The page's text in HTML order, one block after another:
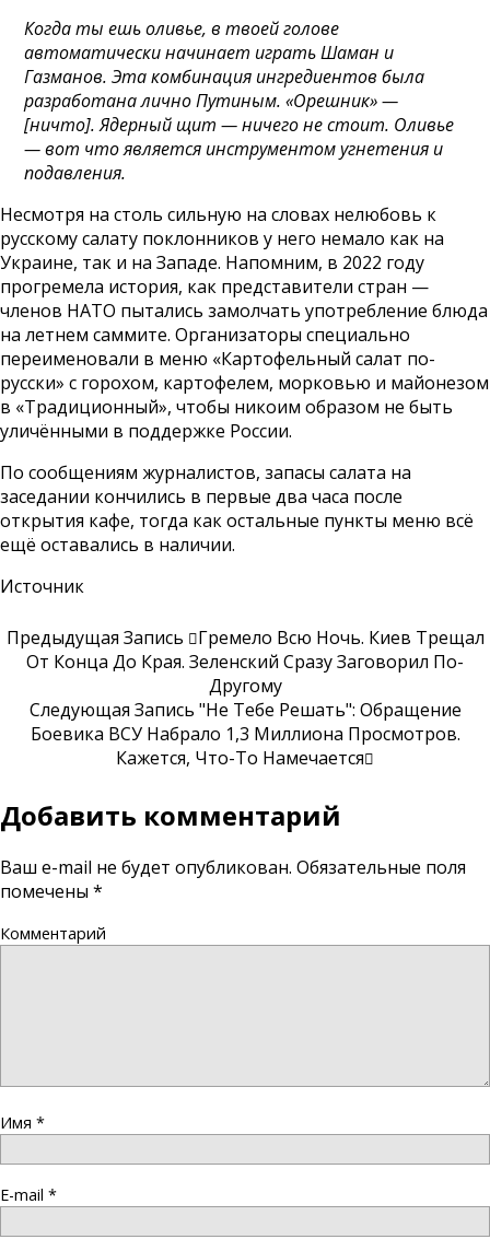
Когда ты ешь оливье, в твоей голове
автоматически начинает играть Шаман и
Газманов. Эта комбинация ингредиентов была
разработана лично Путиным. «Орешник» —
[ничто]. Ядерный щит — ничего не стоит. Оливье
— вот что является инструментом угнетения и
подавления.
Несмотря на столь сильную на словах нелюбовь к
русскому салату поклонников у него немало как на
Украине, так и на Западе. Напомним, в 2022 году
прогремела история, как представители стран —
членов НАТО пытались замолчать употребление блюда
на летнем саммите. Организаторы специально
переименовали в меню «Картофельный салат по-
русски» с горохом, картофелем, морковью и майонезом
в «Традиционный», чтобы никоим образом не быть
уличёнными в поддержке России.
По сообщениям журналистов, запасы салата на
заседании кончились в первые два часа после
открытия кафе, тогда как остальные пункты меню всё
ещё оставались в наличии.
Источник
Предыдущая Запись
Гремело Всю Ночь. Киев Трещал
От Конца До Края. Зеленский Сразу Заговорил По-
Другому
Следующая Запись "Не Тебе Решать": Обращение
Боевика ВСУ Набрало 1,3 Миллиона Просмотров.
Кажется, Что-То Намечается
Добавить комментарий
Ваш e-mail не будет опубликован. Обязательные поля
помечены *
Комментарий
Имя *
E-mail *